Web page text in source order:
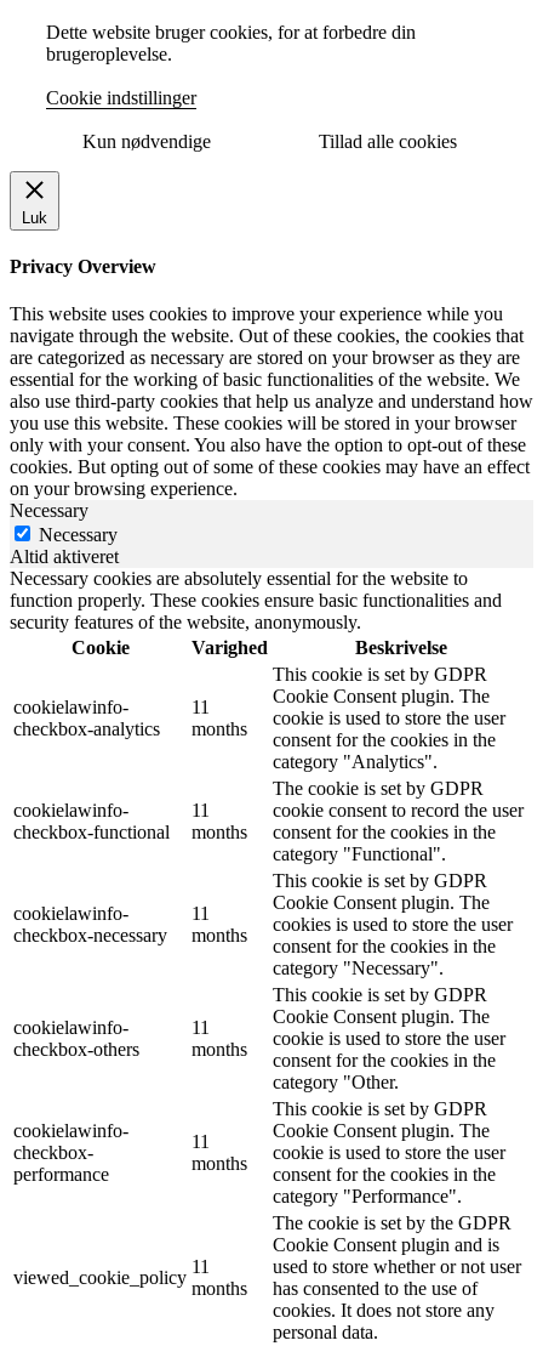
Dette website bruger cookies, for at forbedre din
brugeroplevelse.
Cookie indstillinger
Kun nødvendige Tillad alle cookies
Luk
Privacy Overview
This website uses cookies to improve your experience while you
navigate through the website. Out of these cookies, the cookies that
are categorized as necessary are stored on your browser as they are
essential for the working of basic functionalities of the website. We
also use third-party cookies that help us analyze and understand how
you use this website. These cookies will be stored in your browser
only with your consent. You also have the option to opt-out of these
cookies. But opting out of some of these cookies may have an effect
on your browsing experience.
Necessary
Necessary
Altid aktiveret
Necessary cookies are absolutely essential for the website to
function properly. These cookies ensure basic functionalities and
security features of the website, anonymously.
Cookie
Varighed Beskrivelse
cookielawinfo-
checkbox-analytics
11
months
This cookie is set by GDPR
Cookie Consent plugin. The
cookie is used to store the user
consent for the cookies in the
category "Analytics".
cookielawinfo-
checkbox-functional
11
months
The cookie is set by GDPR
cookie consent to record the user
consent for the cookies in the
category "Functional".
cookielawinfo-
checkbox-necessary
11
months
This cookie is set by GDPR
Cookie Consent plugin. The
cookies is used to store the user
consent for the cookies in the
category "Necessary".
cookielawinfo-
checkbox-others
11
months
This cookie is set by GDPR
Cookie Consent plugin. The
cookie is used to store the user
consent for the cookies in the
category "Other.
cookielawinfo-
checkbox-
performance
11
months
This cookie is set by GDPR
Cookie Consent plugin. The
cookie is used to store the user
consent for the cookies in the
category "Performance".
viewed_cookie_policy
11
months
The cookie is set by the GDPR
Cookie Consent plugin and is
used to store whether or not user
has consented to the use of
cookies. It does not store any
personal data.